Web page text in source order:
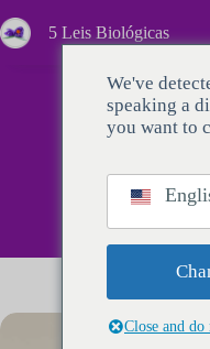
para
o
5 Leis Biológicas
We've
speaking a
you want to
Close and